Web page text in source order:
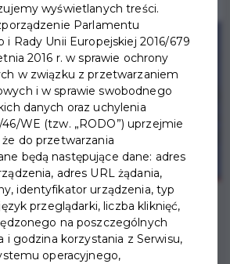
wyświetlanych treści.
Parlamentu
i Rady Unii Europejskiej 2016/679
2016 r. w sprawie ochrony
w związku z przetwarzaniem
i w sprawie swobodnego
danych oraz uchylenia
WE (tzw. „RODO”) uprzejmie
do przetwarzania
będą następujące dane: adres
adres URL żądania,
identyfikator urządzenia, typ
przeglądarki, liczba kliknięć,
na poszczególnych
i godzina korzystania z Serwisu,
operacyjnego,